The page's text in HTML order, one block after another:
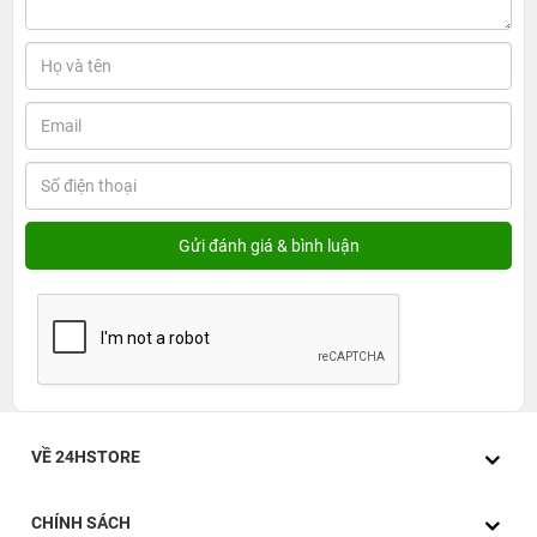
Apple cũng không giới hạn sự lựa chọn cho người sử
2. Màn hình luôn bật mở với Always on Display
Với khung viền được chế tạo bằng chất liệu thép nên màn
hình luôn được bảo vệ tốt trước mọi tác động từ bên
ngoài. Trong trường hợp vô tình làm rơi đồng hồ thì vẫn
VỀ 24HSTORE
CHÍNH SÁCH